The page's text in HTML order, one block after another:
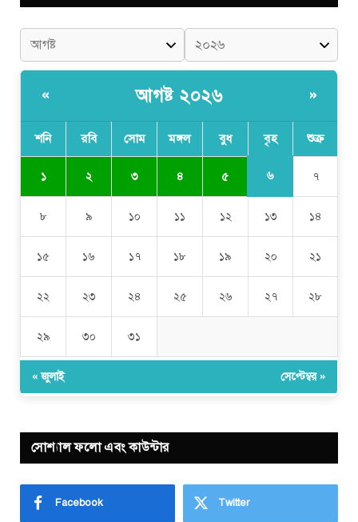
« আগষ্ট ২০২৬ »
শনি রবি সোম মঙ্গল বুধ বৃহ শুক্র
১ ২ ৩ ৪ ৫ ৬ ৭
৮ ৯ ১০ ১১ ১২ ১৩ ১৪
১৫ ১৬ ১৭ ১৮ ১৯ ২০ ২১
২২ ২৩ ২৪ ২৫ ২৬ ২৭ ২৮
২৯ ৩০ ৩১
« জুলাই সেপ্টেম্বর »
সোশ্যাল ফলো এবং কাউন্টার
Facebook Twitter